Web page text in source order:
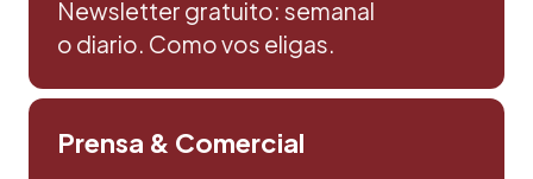
Newsletter gratuito: semanal
o diario. Como vos eligas.
Prensa & Comercial